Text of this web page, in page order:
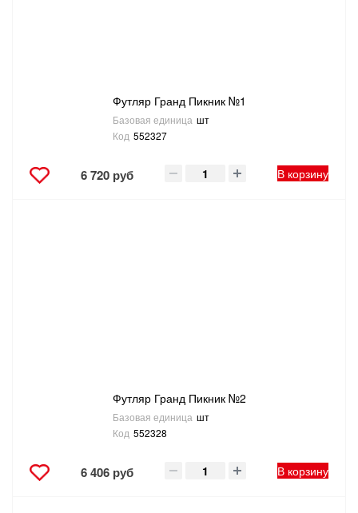
Футляр Гранд Пикник №1
Базовая единица шт
Код 552327
6 720 руб В корзину
Футляр Гранд Пикник №2
Базовая единица шт
Код 552328
6 406 руб В корзину